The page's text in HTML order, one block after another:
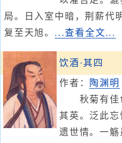
局。日入室中暗，荆薪代
复至天旭。 ...查看全文...
饮酒·其四
作者： 陶渊明
秋菊有佳
其英。泛此
遗世情。一觞